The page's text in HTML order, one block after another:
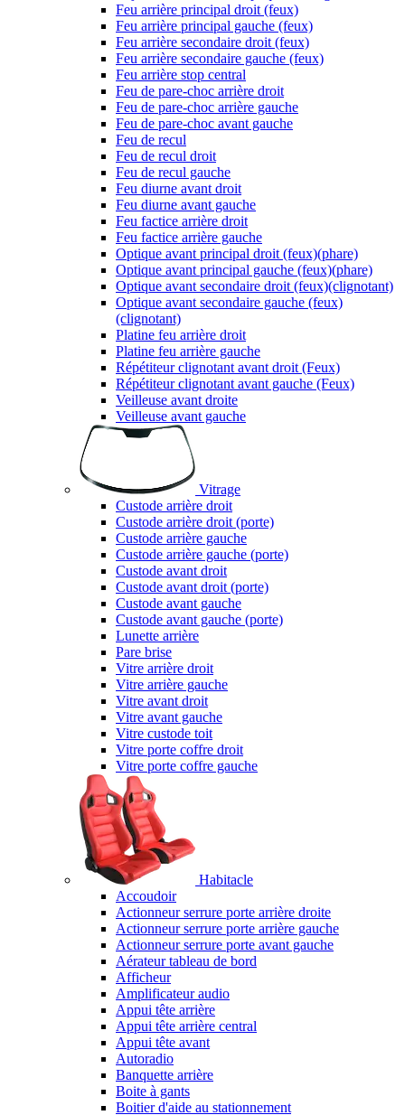
Feu arrière principal droit (feux)
Feu arrière principal gauche (feux)
Feu arrière secondaire droit (feux)
Feu arrière secondaire gauche (feux)
Feu arrière stop central
Feu de pare-choc arrière droit
Feu de pare-choc arrière gauche
Feu de pare-choc avant gauche
Feu de recul
Feu de recul droit
Feu de recul gauche
Feu diurne avant droit
Feu diurne avant gauche
Feu factice arrière droit
Feu factice arrière gauche
Optique avant principal droit (feux)(phare)
Optique avant principal gauche (feux)(phare)
Optique avant secondaire droit (feux)(clignotant)
Optique avant secondaire gauche (feux)
(clignotant)
Platine feu arrière droit
Platine feu arrière gauche
Répétiteur clignotant avant droit (Feux)
Répétiteur clignotant avant gauche (Feux)
Veilleuse avant droite
Veilleuse avant gauche
Vitrage
Custode arrière droit
Custode arrière droit (porte)
Custode arrière gauche
Custode arrière gauche (porte)
Custode avant droit
Custode avant droit (porte)
Custode avant gauche
Custode avant gauche (porte)
Lunette arrière
Pare brise
Vitre arrière droit
Vitre arrière gauche
Vitre avant droit
Vitre avant gauche
Vitre custode toit
Vitre porte coffre droit
Vitre porte coffre gauche
Habitacle
Accoudoir
Actionneur serrure porte arrière droite
Actionneur serrure porte arrière gauche
Actionneur serrure porte avant gauche
Aérateur tableau de bord
Afficheur
Amplificateur audio
Appui tête arrière
Appui tête arrière central
Appui tête avant
Autoradio
Banquette arrière
Boite à gants
Boitier d'aide au stationnement